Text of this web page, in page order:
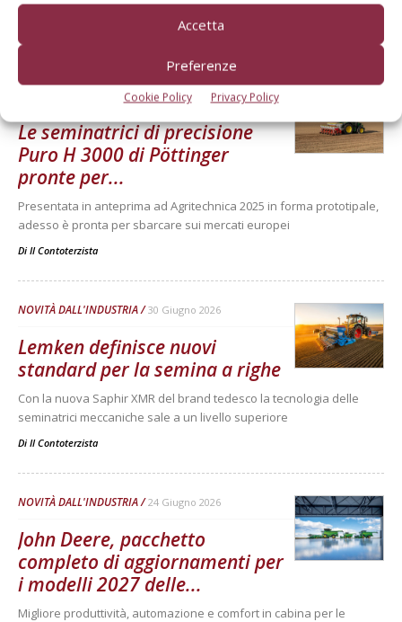
Accetta
Preferenze
Cookie Policy Privacy Policy
NOVITÀ DALL'INDUSTRIA 8 Luglio 2026
Le seminatrici di precisione
Puro H 3000 di Pöttinger
pronte per...
Presentata in anteprima ad Agritechnica 2025 in forma prototipale,
adesso è pronta per sbarcare sui mercati europei
Di Il Contoterzista
NOVITÀ DALL'INDUSTRIA 30 Giugno 2026
Lemken definisce nuovi
standard per la semina a righe
Con la nuova Saphir XMR del brand tedesco la tecnologia delle
seminatrici meccaniche sale a un livello superiore
Di Il Contoterzista
NOVITÀ DALL'INDUSTRIA 24 Giugno 2026
John Deere, pacchetto
completo di aggiornamenti per
i modelli 2027 delle...
Migliore produttività, automazione e comfort in cabina per le